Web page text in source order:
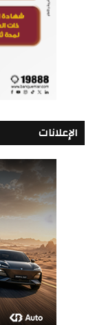
الإعلانات